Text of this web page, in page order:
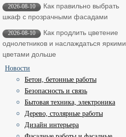
2026-08-10
Как правильно выбрать
шкаф с прозрачными фасадами
2026-08-10
Как продлить цветение
однолетников и наслаждаться яркими
цветами дольше
Новости
Бетон, бетонные работы
Безопасность и связь
Бытовая техника, электроника
Дерево, столярные работы
Дизайн интерьера